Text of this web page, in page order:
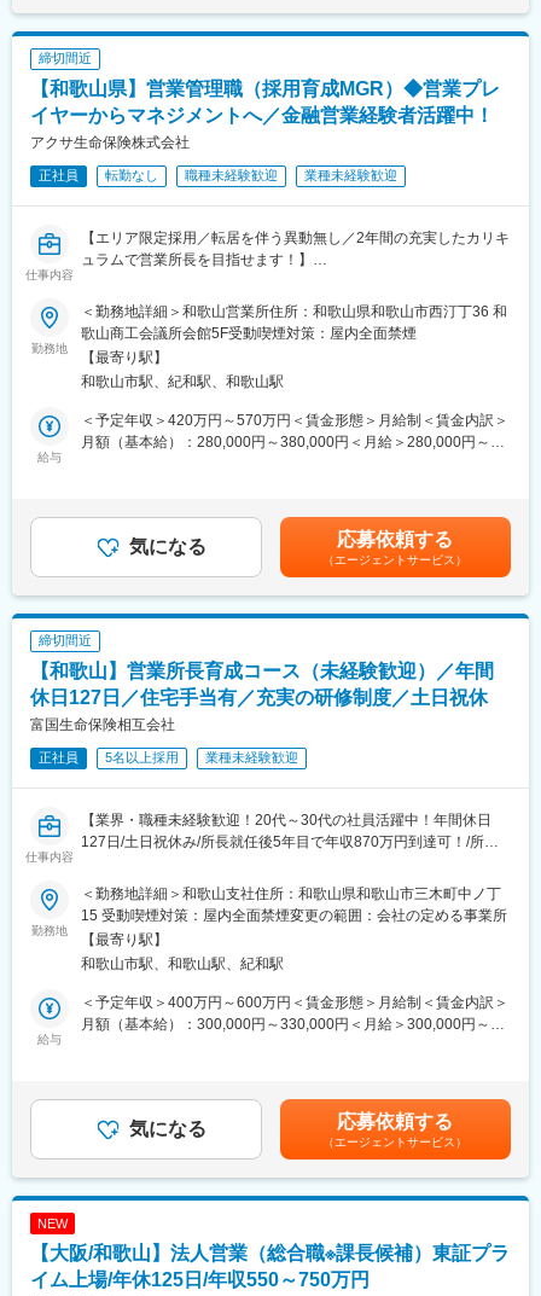
先ターゲットリストを提供
例３：後継者不足、社員教育に課題を抱えている企業には事業承
継支援サービスや教育ツール、研修などを提案
訪問から報告書作成、提案まで一貫して担当。論理的思考力と課
題解決力を発揮し、企業の成長を支援します。
・企業信用調査のデータは、金融機関の融資可否判断や企業間の
融・経営知識を実務で深められます。
・社長や会社役員から企業の課題、悩みを直接相談され、解決を
■働く環境：
充実した研修制度とメンター制度を整備し、異業界出身者も安心
してスタート可能。報告書入力システム改善など、働きやすさ向
上にも取り組んでいます。
国内シェア60％超を誇る業界リーディングカンパニー。金融機関
や企業間取引で利用される信用調査データを提供し、経済活動を
固定手当を含めた表記です。
締切間近
【和歌山県】営業管理職（採用育成MGR）◆営業プレ
イヤーからマネジメントへ／金融営業経験者活躍中！
アクサ生命保険株式会社
正社員 転勤なし 職種未経験歓迎 業種未経験歓迎
仕事内容
【エリア限定採用／転居を伴う異動無し／2年間の充実したカリキ
ュラムで営業所長を目指せます！】
■業務内容
アクサアドバイザー（営業社員）の採用・育成・組織マネジメン
トを担当頂きます。優秀な社員を採用し研修、ロープレ、同行に
よる実践指導、対面実施より自立できる社員を育成し、支社長、
営業所長の指導の下、組織を拡大しマネジメントスキルを学んで
頂きます。
そして入社3年後を目標に営業所長へキャリアアップを目指してい
採用育成マネージャー⇒営業所長⇒支社長⇒営業局長⇒本部長
※モデル年収
採用育成マネージャー：420～878万円※平均640万円
同社の魅力
■圧倒的な早期キャリアUP
金融機関では、営業管理職登用に長い期間を要しますが、同社で
は最短3年目で営業管理職登用を目指せます。
向けて2年間の充実したカリキュラムを実施します。そのため地方
■充実した2年間の育成カリキュラム
社後6か月間は本社研修（オンライン）を受講しながら、配属先営
業所でOJTを実施します。
2年間、本社・支社・営業所が一体となって業務に必要な知識や実
践的なスキルを磨いていただくために一人ひとりが着実に成長で
■商工会議所とのパートナーシップ
共済・福祉制度を引き受けています。
その歴史により、商工会議所からの紹介や協業によって訪問のき
っかけを作りやすいアドバンテージは他社にはない有利性があり
金融営業で一番苦しむ行先がない。について同社は商工会議所と
■アクサGについて
アクサは1817年にフランスで生まれ、世界51の国と地域にサービ
勤務地
＜勤務地詳細＞和歌山営業所住所：和歌山県和歌山市西汀丁36 和
歌山商工会議所会館5F受動喫煙対策：屋内全面禁煙
【最寄り駅】
和歌山市駅、紀和駅、和歌山駅
給与
＜予定年収＞420万円～570万円＜賃金形態＞月給制＜賃金内訳＞
月額（基本給）：280,000円～380,000円＜月給＞280,000円～
じて上下する可能性があります。月給(月額)は固定手当を含めた表
記です。気になる 応募依頼する
（エージェントサービス）
締切間近
【和歌山】営業所長育成コース（未経験歓迎）／年間
休日127日／住宅手当有／充実の研修制度／土日祝休
富国生命保険相互会社
正社員 5名以上採用 業種未経験歓迎
仕事内容
【業界・職種未経験歓迎！20代～30代の社員活躍中！年間休日
127日/土日祝休み/所長就任後5年目で年収870万円到達可！/所定
■募集背景：
今後も全国461拠点におけるお客さまとのつながりを維持強化す
るため、多角的な視点から顧客支援ができる人材の育成を推進す
るための募集です。
■職務概要：
ております。
営業所長昇格後は全国461の各営業所で、マネジメント全般を担
当。数十名のお客さまアドバイザーのリーダーとして、業務のサ
・保険商品の提案を行うお客さまアドバイザーの採用・人事・育
成
勤務地
＜勤務地詳細＞和歌山支社住所：和歌山県和歌山市三木町中ノ丁
15 受動喫煙対策：屋内全面禁煙変更の範囲：会社の定める事業所
【最寄り駅】
和歌山市駅、和歌山駅、紀和駅
給与
＜予定年収＞400万円～600万円＜賃金形態＞月給制＜賃金内訳＞
月額（基本給）：300,000円～330,000円＜月給＞300,000円～
万円■40万7000円／32歳、既婚、子1人、首都圏在住└月給33万
円+住宅手当4万円+家族手当3万7000円賃金はあくまでも目安の金
額であり、選考を通じて上下する可能性があります。月給(月額)は
固定手当を含めた表記です。
気になる 応募依頼する
（エージェントサービス）
NEW
【大阪/和歌山】法人営業（総合職※課長候補）東証プラ
イム上場/年休125日/年収550～750万円